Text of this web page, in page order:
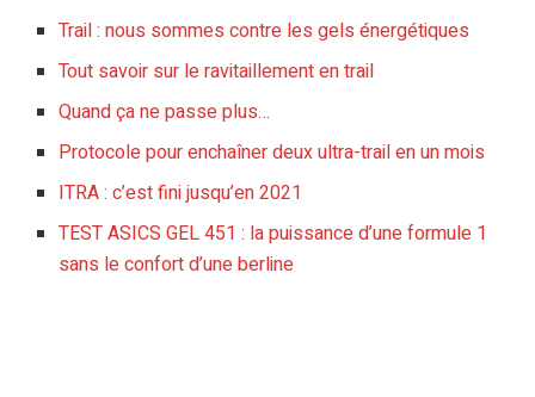
Trail : nous sommes contre les gels énergétiques
Tout savoir sur le ravitaillement en trail
Quand ça ne passe plus…
Protocole pour enchaîner deux ultra-trail en un mois
ITRA : c’est fini jusqu’en 2021
TEST ASICS GEL 451 : la puissance d’une formule 1
sans le confort d’une berline